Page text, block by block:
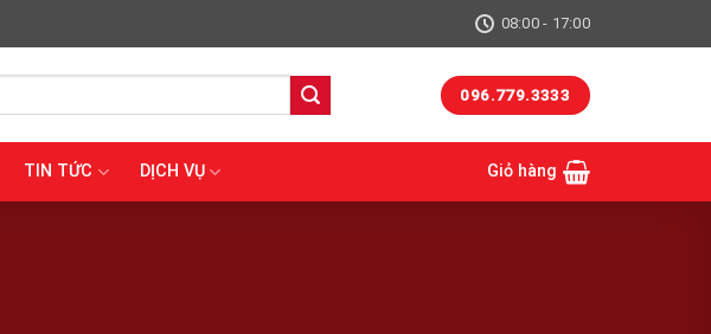
08:00 - 17:00
096.779.3333
TIN TỨC DỊCH VỤ Giỏ hàng